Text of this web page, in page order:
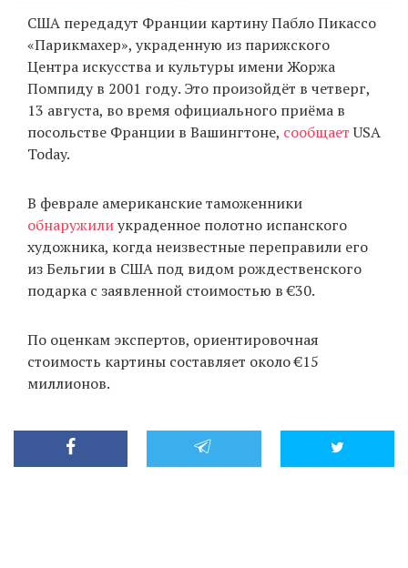
EN
UA
США передадут Франции картину Пабло Пикассо
«Парикмахер», украденную из парижского
Центра искусства и культуры имени Жоржа
Помпиду в 2001 году. Это произойдёт в четверг,
13 августа, во время официального приёма в
посольстве Франции в Вашингтоне, сообщаетUSA
Today.
В феврале американские таможенники
обнаружилиукраденное полотно испанского
художника, когда неизвестные переправили его
из Бельгии в США под видом рождественского
подарка с заявленной стоимостью в €30.
По оценкам экспертов, ориентировочная
стоимость картины составляет около €15
миллионов.